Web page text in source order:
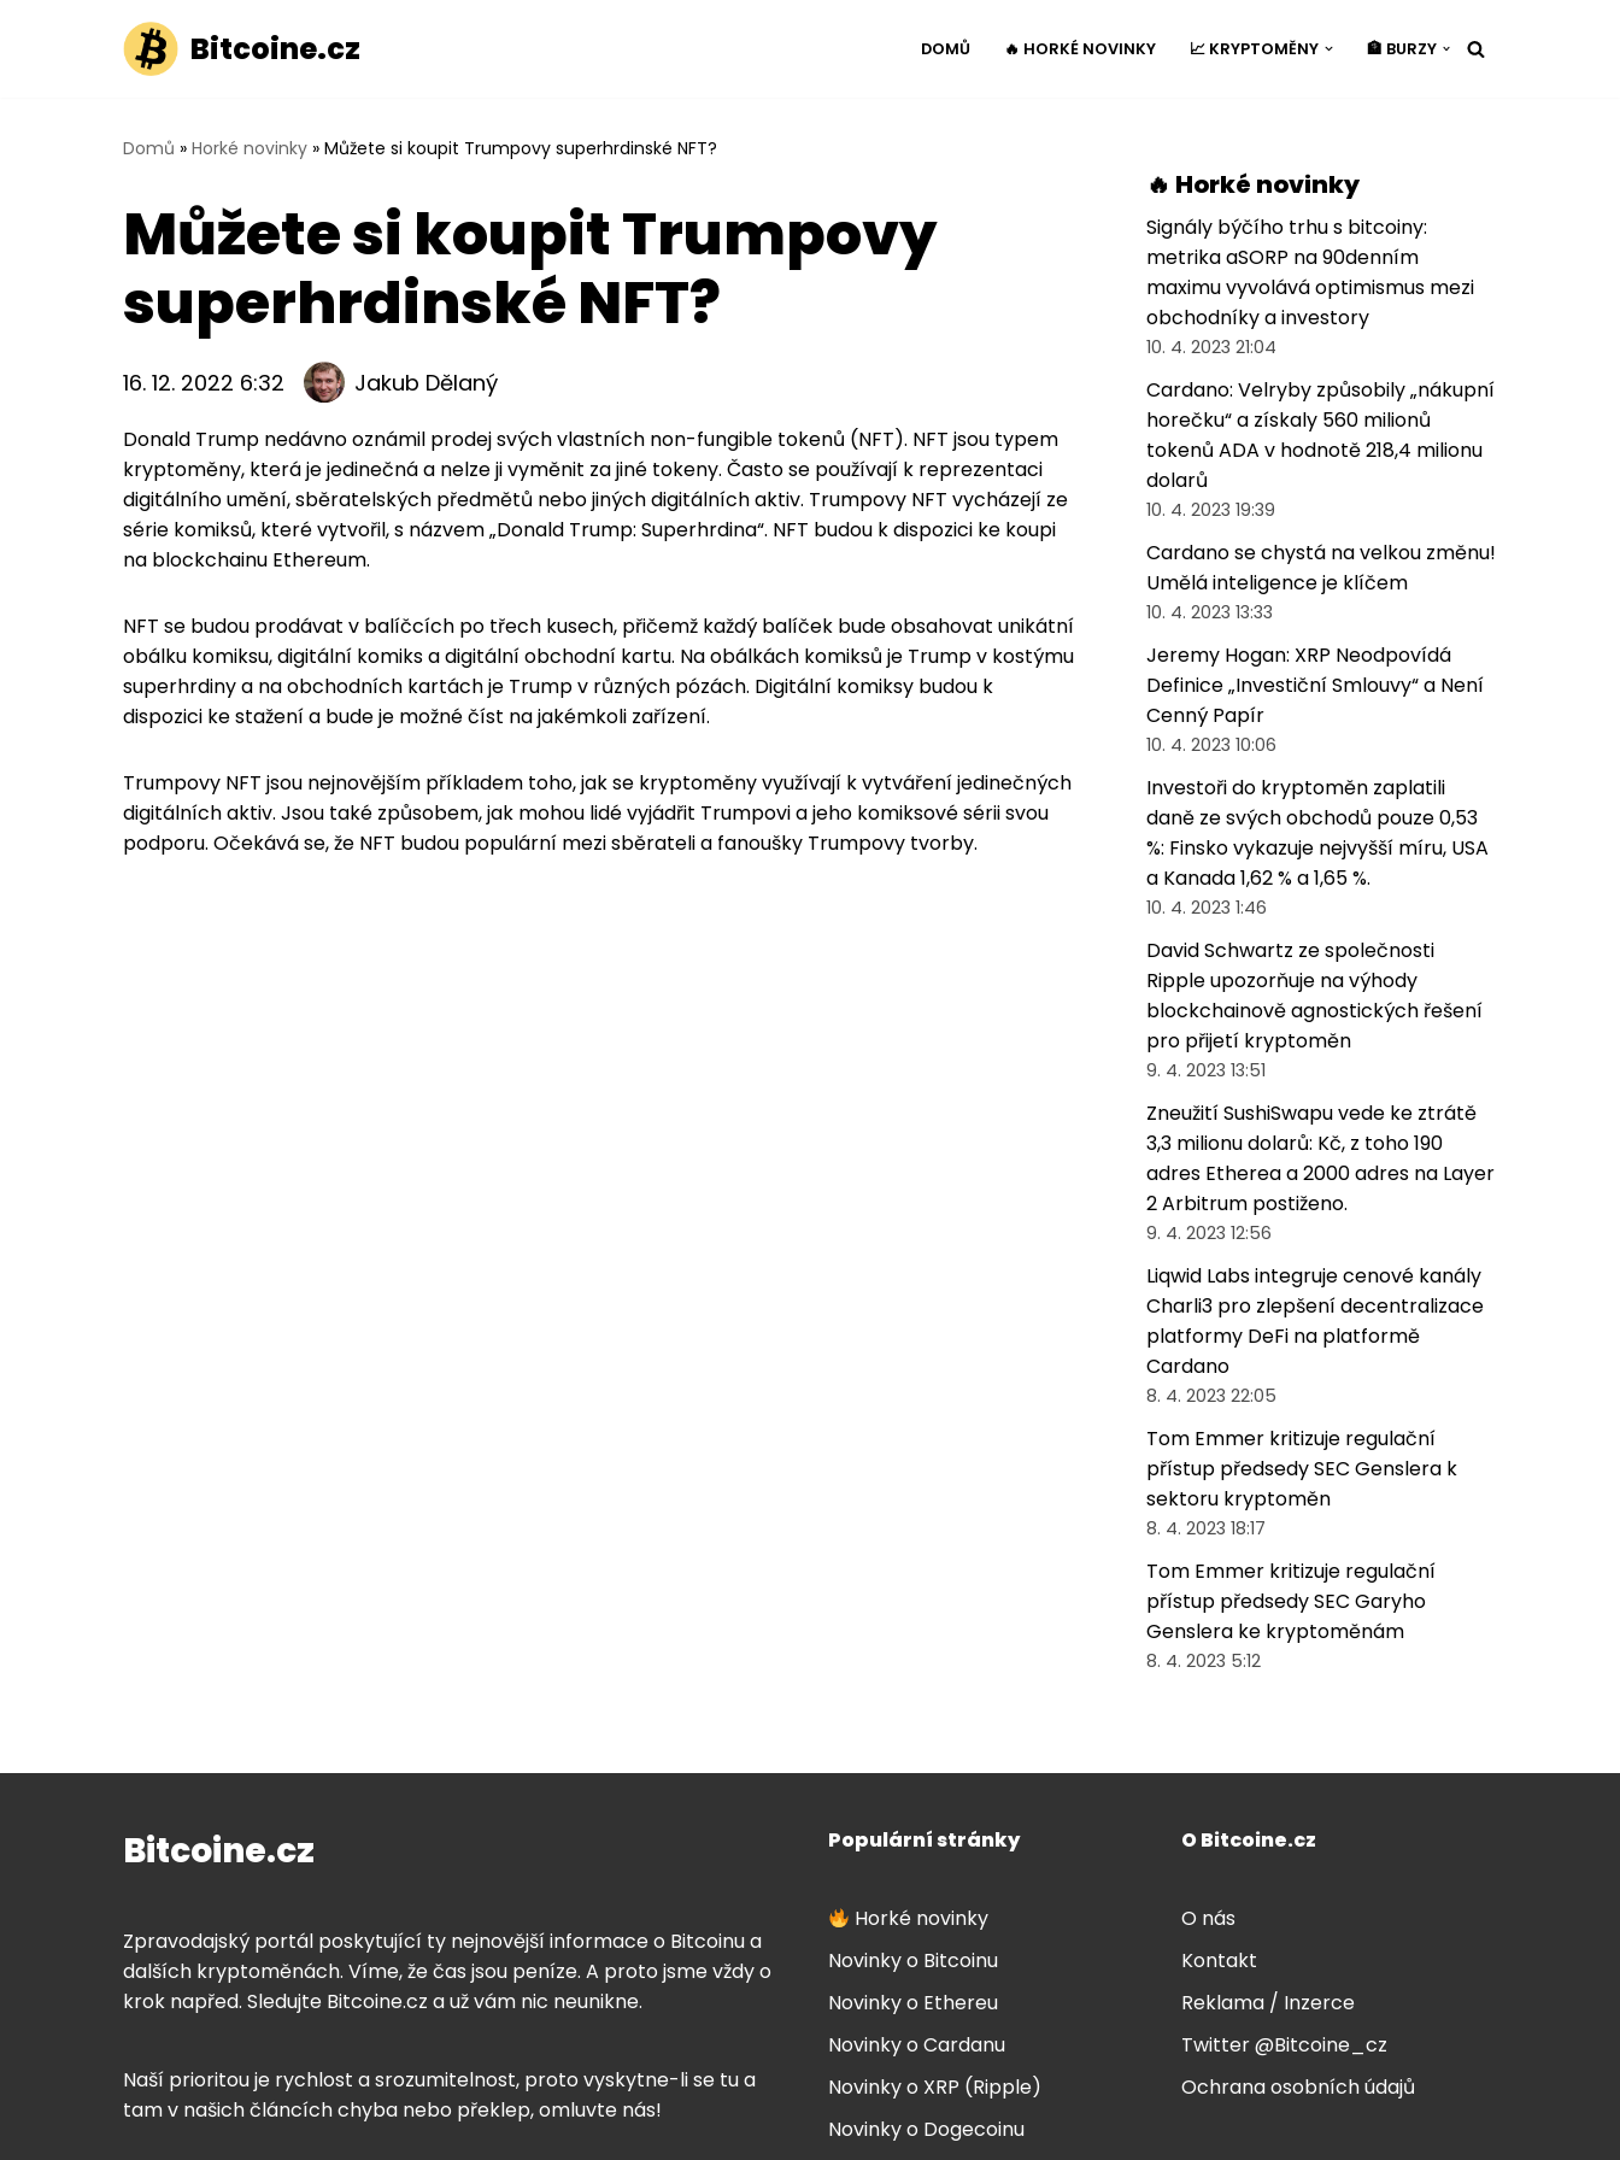
Bitcoine.cz DOMŮ 🔥 HORKÉ NOVINKY 📈 KRYPTOMĚNY 🏦 BURZY
Domů » Horké novinky » Můžete si koupit Trumpovy superhrdinské NFT?
Můžete si koupit Trumpovy
superhrdinské NFT?
16. 12. 2022 6:32 Jakub Dělaný
Donald Trump nedávno oznámil prodej svých vlastních non-fungible tokenů (NFT). NFT jsou typem
kryptoměny, která je jedinečná a nelze ji vyměnit za jiné tokeny. Často se používají k reprezentaci
digitálního umění, sběratelských předmětů nebo jiných digitálních aktiv. Trumpovy NFT vycházejí ze
série komiksů, které vytvořil, s názvem „Donald Trump: Superhrdina“. NFT budou k dispozici ke koupi
na blockchainu Ethereum.
NFT se budou prodávat v balíčcích po třech kusech, přičemž každý balíček bude obsahovat unikátní
obálku komiksu, digitální komiks a digitální obchodní kartu. Na obálkách komiksů je Trump v kostýmu
superhrdiny a na obchodních kartách je Trump v různých pózách. Digitální komiksy budou k
dispozici ke stažení a bude je možné číst na jakémkoli zařízení.
Trumpovy NFT jsou nejnovějším příkladem toho, jak se kryptoměny využívají k vytváření jedinečných
digitálních aktiv. Jsou také způsobem, jak mohou lidé vyjádřit Trumpovi a jeho komiksové sérii svou
podporu. Očekává se, že NFT budou populární mezi sběrateli a fanoušky Trumpovy tvorby.
🔥 Horké novinky
Signály býčího trhu s bitcoiny:
metrika aSORP na 90denním
maximu vyvolává optimismus mezi
obchodníky a investory
10. 4. 2023 21:04
Cardano: Velryby způsobily „nákupní
horečku“ a získaly 560 milionů
tokenů ADA v hodnotě 218,4 milionu
dolarů
10. 4. 2023 19:39
Cardano se chystá na velkou změnu!
Umělá inteligence je klíčem
10. 4. 2023 13:33
Jeremy Hogan: XRP Neodpovídá
Definice „Investiční Smlouvy“ a Není
Cenný Papír
10. 4. 2023 10:06
Investoři do kryptoměn zaplatili
daně ze svých obchodů pouze 0,53
%: Finsko vykazuje nejvyšší míru, USA
a Kanada 1,62 % a 1,65 %.
10. 4. 2023 1:46
David Schwartz ze společnosti
Ripple upozorňuje na výhody
blockchainově agnostických řešení
pro přijetí kryptoměn
9. 4. 2023 13:51
Zneužití SushiSwapu vede ke ztrátě
3,3 milionu dolarů: Kč, z toho 190
adres Etherea a 2000 adres na Layer
2 Arbitrum postiženo.
9. 4. 2023 12:56
Liqwid Labs integruje cenové kanály
Charli3 pro zlepšení decentralizace
platformy DeFi na platformě
Cardano
8. 4. 2023 22:05
Tom Emmer kritizuje regulační
přístup předsedy SEC Genslera k
sektoru kryptoměn
8. 4. 2023 18:17
Tom Emmer kritizuje regulační
přístup předsedy SEC Garyho
Genslera ke kryptoměnám
8. 4. 2023 5:12
Bitcoine.cz
Zpravodajský portál poskytující ty nejnovější informace o Bitcoinu a
dalších kryptoměnách. Víme, že čas jsou peníze. A proto jsme vždy o
krok napřed. Sledujte Bitcoine.cz a už vám nic neunikne.
Naší prioritou je rychlost a srozumitelnost, proto vyskytne-li se tu a
tam v našich článcích chyba nebo překlep, omluvte nás!
Populární stránky
Horké novinky
Novinky o Bitcoinu
Novinky o Ethereu
Novinky o Cardanu
Novinky o XRP (Ripple)
Novinky o Dogecoinu
O Bitcoine.cz
O nás
Kontakt
Reklama / Inzerce
Twitter @Bitcoine_cz
Ochrana osobních údajů